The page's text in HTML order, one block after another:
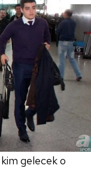
gelecek o